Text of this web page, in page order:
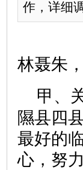
作，详细
林聂朱
甲、
隰县四
最好的
心，努